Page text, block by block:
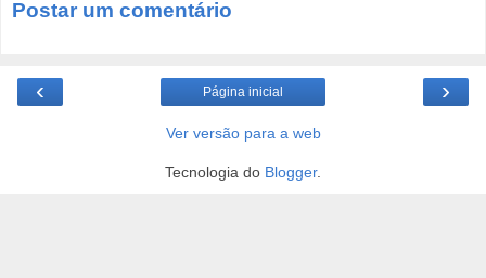
Postar um comentário
‹ ›
Página inicial
Ver versão para a web
Tecnologia do Blogger.